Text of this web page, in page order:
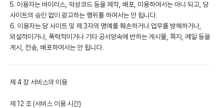
5. 이용자는 바이러스, 악성코드 등을 제작, 배포, 이용하여서는 아니 되고, 당
사이트의 승인 없이 광고하는 행위를 하여서는 안 됩니다.
6. 이용자는 당 사이트 및 제 3자의 명예를 훼손하거나 업무를 방해하거나,
외설적이거나, 폭력적이거나 기타 공서양속에 반하는 게시물, 쪽지, 메일 등을
게시, 전송, 배포하여서는 안 됩니다.
제 4 장 서비스의 이용
제 12 조 (서비스 이용 시간)